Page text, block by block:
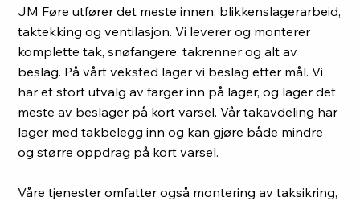
JM Føre utfører det meste innen, blikkenslagerarbeid,
taktekking og ventilasjon. Vi leverer og monterer
komplette tak, snøfangere, takrenner og alt av
beslag. På vårt veksted lager vi beslag etter mål. Vi
har et stort utvalg av farger inn på lager, og lager det
meste av beslager på kort varsel. Vår takavdeling har
lager med takbelegg inn og kan gjøre både mindre
og større oppdrag på kort varsel.
Våre tjenester omfatter også montering av taksikring,